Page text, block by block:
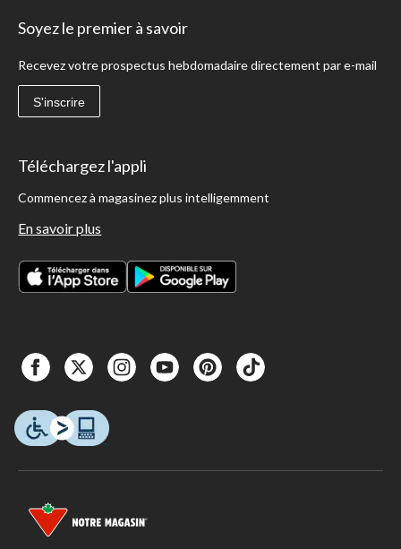
Soyez le premier à savoir
Recevez votre prospectus hebdomadaire directement par e-mail
S'inscrire
Téléchargez l'appli
Commencez à magasinez plus intelligemment
En savoir plus